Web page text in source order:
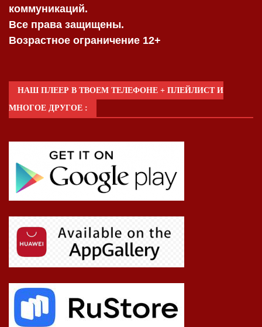
коммуникаций.
Все права защищены.
Возрастное ограничение 12+
НАШ ПЛЕЕР В ТВОЕМ ТЕЛЕФОНЕ + ПЛЕЙЛИСТ И
МНОГОЕ ДРУГОЕ :